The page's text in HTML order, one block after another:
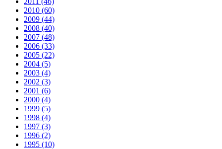
2010 (60)
2009 (44)
2008 (40)
2007 (48)
2006 (33)
2005 (22)
2004 (5)
2003 (4)
2002 (3)
2001 (6)
2000 (4)
1999 (5)
1998 (4)
1997 (3)
1996 (2)
1995 (10)